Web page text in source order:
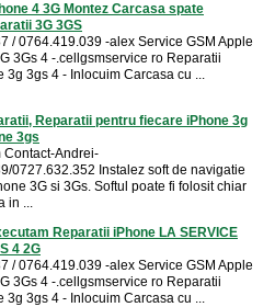
4 3G Montez Carcasa spate
3G 3GS
/ 0764.419.039 -alex Service GSM Apple
3Gs 4 -.cellgsmservice ro Reparatii
3g 3gs 4 - Inlocuim Carcasa cu ...
Reparatii pentru fiecare iPhone 3g
3gs
Contact-Andrei-
0727.632.352 Instalez soft de navigatie
3G si 3Gs. Softul poate fi folosit chiar
in ...
Reparatii iPhone LA SERVICE
4 2G
/ 0764.419.039 -alex Service GSM Apple
3Gs 4 -.cellgsmservice ro Reparatii
3g 3gs 4 - Inlocuim Carcasa cu ...